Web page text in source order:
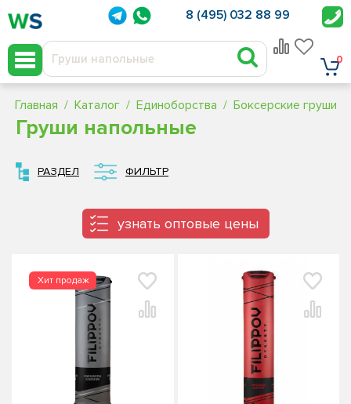
8 (495) 032 88 99
0
Главная Каталог Единоборства Боксерские груши
Груши напольные
РАЗДЕЛ ФИЛЬТР
узнать оптовые цены